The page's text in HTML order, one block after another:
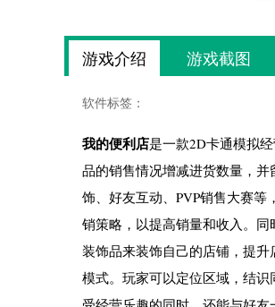
游戏介绍 游戏截图
软件标签：
我的便利店是一款2D卡通模拟
品的销售情况增减进货数量，
饰、好友互动、PVP销售大赛
销策略，以提高销量和收入。
装饰品来装饰自己的店铺，提
模式。玩家可以定位区域，结